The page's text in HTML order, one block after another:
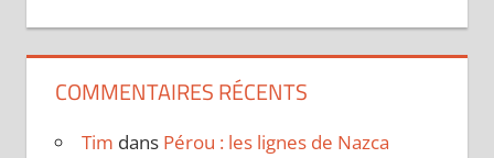
COMMENTAIRES RÉCENTS
Tim dans Pérou : les lignes de Nazca